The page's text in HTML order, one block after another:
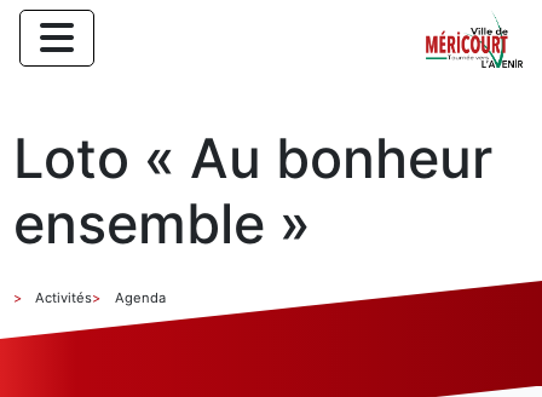
Loto « Au bonheur
ensemble »
Activités Agenda